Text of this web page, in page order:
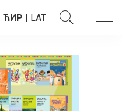
ЋИР | LAT